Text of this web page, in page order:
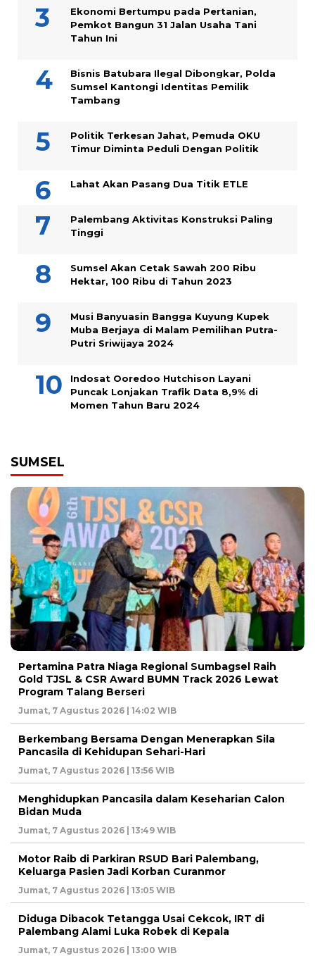
Ekonomi Bertumpu pada Pertanian,
Pemkot Bangun 31 Jalan Usaha Tani
Tahun Ini
Bisnis Batubara Ilegal Dibongkar, Polda
Sumsel Kantongi Identitas Pemilik
Tambang
Politik Terkesan Jahat, Pemuda OKU
Timur Diminta Peduli Dengan Politik
Lahat Akan Pasang Dua Titik ETLE
Palembang Aktivitas Konstruksi Paling
Tinggi
Sumsel Akan Cetak Sawah 200 Ribu
Hektar, 100 Ribu di Tahun 2023
Musi Banyuasin Bangga Kuyung Kupek
Muba Berjaya di Malam Pemilihan Putra-
Putri Sriwijaya 2024
Indosat Ooredoo Hutchison Layani
Puncak Lonjakan Trafik Data 8,9% di
Momen Tahun Baru 2024
SUMSEL
Pertamina Patra Niaga Regional Sumbagsel Raih
Gold TJSL & CSR Award BUMN Track 2026 Lewat
Program Talang Berseri
Jumat, 7 Agustus 2026 | 14:02 WIB
Berkembang Bersama Dengan Menerapkan Sila
Pancasila di Kehidupan Sehari-Hari
Jumat, 7 Agustus 2026 | 13:56 WIB
Menghidupkan Pancasila dalam Keseharian Calon
Bidan Muda
Jumat, 7 Agustus 2026 | 13:49 WIB
Motor Raib di Parkiran RSUD Bari Palembang,
Keluarga Pasien Jadi Korban Curanmor
Jumat, 7 Agustus 2026 | 13:05 WIB
Diduga Dibacok Tetangga Usai Cekcok, IRT di
Palembang Alami Luka Robek di Kepala
Jumat, 7 Agustus 2026 | 13:00 WIB